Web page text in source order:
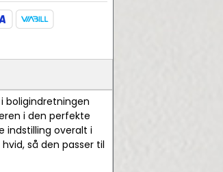
i boligindretningen
i den perfekte
indstilling overalt i
så den passer til